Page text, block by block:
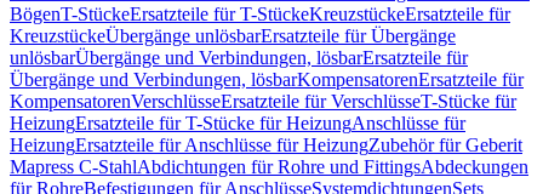
BögenT-StückeErsatzteile für T-StückeKreuzstückeErsatzteile für
KreuzstückeÜbergänge unlösbarErsatzteile für Übergänge
unlösbarÜbergänge und Verbindungen, lösbarErsatzteile für
Übergänge und Verbindungen, lösbarKompensatorenErsatzteile für
KompensatorenVerschlüsseErsatzteile für VerschlüsseT-Stücke für
HeizungErsatzteile für T-Stücke für HeizungAnschlüsse für
HeizungErsatzteile für Anschlüsse für HeizungZubehör für Geberit
Mapress C-StahlAbdichtungen für Rohre und FittingsAbdeckungen
für RohreBefestigungen für AnschlüsseSystemdichtungenSets